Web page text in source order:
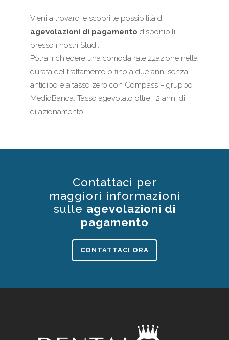
Vieni a trovarci e scopri le possibilità di
agevolazioni di pagamento disponibili
presso i nostri Studi.
Potrai richiedere una comoda rateizzazione nella
durata del trattamento o fino a due anni senza
anticipo e a tasso zero con Compass – gruppo
MedioBanca. Tasso agevolato oltre i 2 anni di
dilazionamento.
Contattaci per
maggiori informazioni
sulle agevolazioni di
pagamento
CONTATTACI ORA